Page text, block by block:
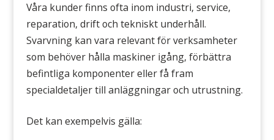
Våra kunder finns ofta inom industri, service,
reparation, drift och tekniskt underhåll.
Svarvning kan vara relevant för verksamheter
som behöver hålla maskiner igång, förbättra
befintliga komponenter eller få fram
specialdetaljer till anläggningar och utrustning.
Det kan exempelvis gälla: